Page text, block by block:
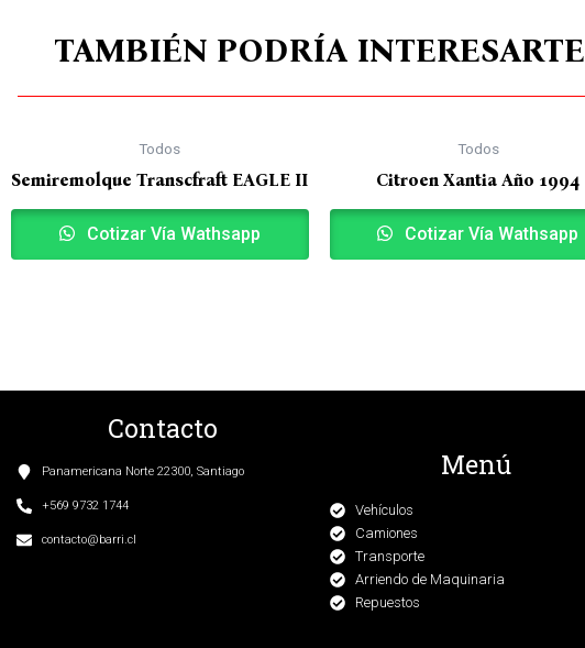
TAMBIÉN PODRÍA INTERESARTE
Todos
Semiremolque Transcfraft EAGLE II
Cotizar Vía Wathsapp
Todos
Citroen Xantia Año 1994
Cotizar Vía Wathsapp
Contacto
Panamericana Norte 22300, Santiago
+569 9732 1744
contacto@barri.cl
Menú
Vehículos
Camiones
Transporte
Arriendo de Maquinaria
Repuestos